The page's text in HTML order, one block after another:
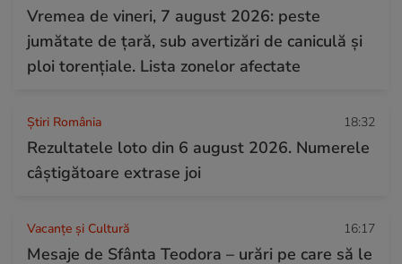
Vremea de vineri, 7 august 2026: peste
jumătate de țară, sub avertizări de caniculă și
ploi torențiale. Lista zonelor afectate
Știri România 18:32
Rezultatele loto din 6 august 2026. Numerele
câștigătoare extrase joi
Vacanțe și Cultură 16:17
Mesaje de Sfânta Teodora – urări pe care să le